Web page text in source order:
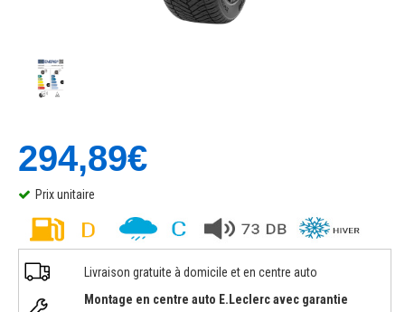
294,89€
Prix unitaire
Livraison gratuite à domicile et en centre auto
Montage en centre auto E.Leclerc avec garantie